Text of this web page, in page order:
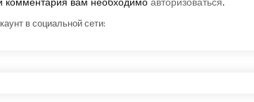
в социальной сети: